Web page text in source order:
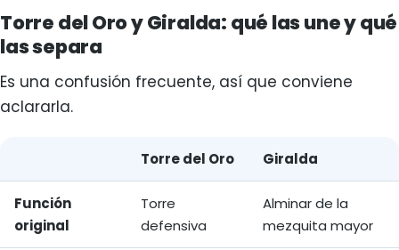
Torre del Oro y Giralda: qué las une y qué
las separa
Es una confusión frecuente, así que conviene
aclararla.
Torre del Oro Giralda
Función
original
Torre
defensiva
Alminar de la
mezquita mayor